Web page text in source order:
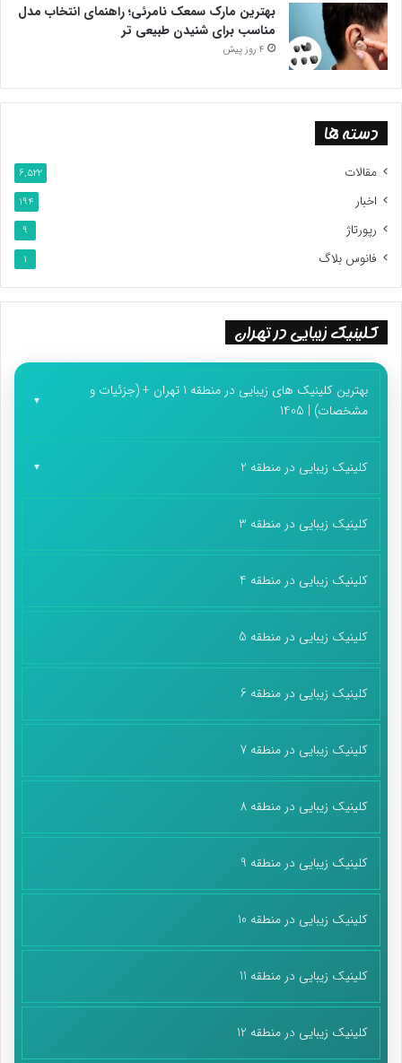
بهترین مارک سمعک نامرئی؛ راهنمای انتخاب مدل
مناسب برای شنیدن طبیعی تر
4 روز پیش
دسته ها
مقالات 6,522
اخبار 194
رپورتاژ 9
فانوس بلاگ 1
کلینیک زیبایی در تهران
بهترین کلینیک های زیبایی در منطقه 1 تهران + (جزئیات و
مشخصات) | 1405
کلینیک زیبایی در منطقه 2
کلینیک زیبایی در منطقه 3
کلینیک زیبایی در منطقه 4
کلینیک زیبایی در منطقه 5
کلینیک زیبایی در منطقه 6
کلینیک زیبایی در منطقه 7
کلینیک زیبایی در منطقه 8
کلینیک زیبایی در منطقه 9
کلینیک زیبایی در منطقه 10
کلینیک زیبایی در منطقه 11
کلینیک زیبایی در منطقه 12